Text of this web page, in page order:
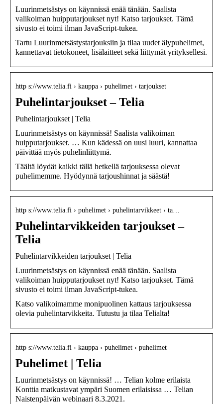
Luurinmetsästys on käynnissä enää tänään. Saalista
valikoiman huipputarjoukset nyt! Katso tarjoukset. Tämä
sivusto ei toimi ilman JavaScript-tukea.
Tartu Luurinmetsästystarjouksiin ja tilaa uudet älypuhelimet,
kannettavat tietokoneet, lisälaitteet sekä liittymät yrityksellesi.
http s://www.telia.fi › kauppa › puhelimet › tarjoukset
Puhelintarjoukset – Telia
Puhelintarjoukset | Telia
Luurinmetsästys on käynnissä! Saalista valikoiman
huipputarjoukset. … Kun kädessä on uusi luuri, kannattaa
päivittää myös puhelinliittymä.
Täältä löydät kaikki tällä hetkellä tarjouksessa olevat
puhelimemme. Hyödynnä tarjoushinnat ja säästä!
http s://www.telia.fi › puhelimet › puhelintarvikkeet › ta…
Puhelintarvikkeiden tarjoukset –
Telia
Puhelintarvikkeiden tarjoukset | Telia
Luurinmetsästys on käynnissä enää tänään. Saalista
valikoiman huipputarjoukset nyt! Katso tarjoukset. Tämä
sivusto ei toimi ilman JavaScript-tukea.
Katso valikoimamme monipuolinen kattaus tarjouksessa
olevia puhelintarvikkeita. Tutustu ja tilaa Telialta!
http s://www.telia.fi › kauppa › puhelimet › puhelimet
Puhelimet | Telia
Luurinmetsästys on käynnissä! … Telian kolme erilaista
Konttia matkustavat ympäri Suomen erilaisissa … Telian
Naistenpäivän webinaari 8.3.2021.